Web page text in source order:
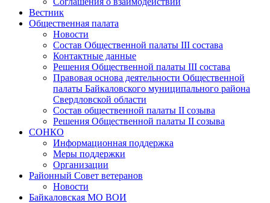
Вестник
Общественная палата
Новости
Состав Общественной палаты III состава
Контактные данные
Решения Общественной палаты III состава
Правовая основа деятельности Общественной
палаты Байкаловского муниципального района
Свердловской области
Состав общественной палаты II созыва
Решения Общественной палаты II созыва
СОНКО
Информационная поддержка
Меры поддержки
Организации
Районный Совет ветеранов
Новости
Байкаловская МО ВОИ